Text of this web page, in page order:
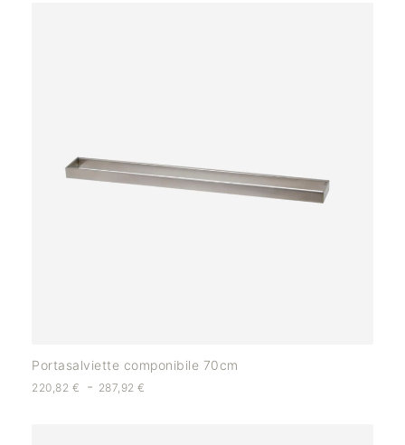
Portasalviette componibile 70cm
220,82 € - 287,92€